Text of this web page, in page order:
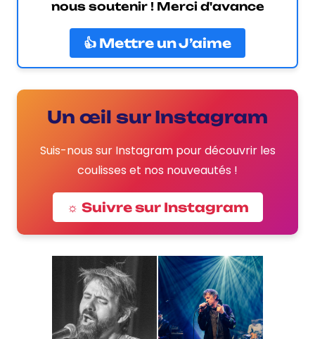
nous soutenir ! Merci d'avance
👍 Mettre un J’aime
Un œil sur Instagram
Suis-nous sur Instagram pour découvrir les
coulisses et nos nouveautés !
☼ Suivre sur Instagram